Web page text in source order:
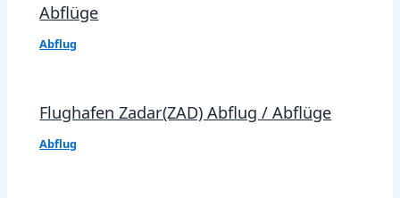
Abflüge
Abflug
Flughafen Zadar(ZAD) Abflug / Abflüge
Abflug